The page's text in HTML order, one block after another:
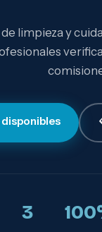
limpieza y
disponibles
3